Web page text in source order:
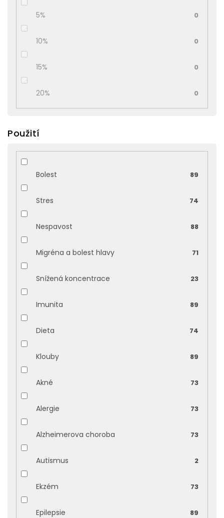
5% 0
10% 0
15% 0
20% 0
Použití
Bolest 89
Stres 74
Nespavost 88
Migréna a bolest hlavy 71
Snížená koncentrace 23
Imunita 89
Dieta 74
Klouby 89
Akné 73
Alergie 73
Alzheimerova choroba 73
Autismus 2
Ekzém 73
Epilepsie 89